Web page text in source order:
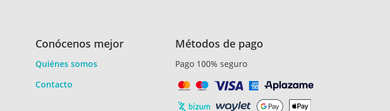
Conócenos mejor
Quiénes somos
Contacto
Métodos de pago
Pago 100% seguro